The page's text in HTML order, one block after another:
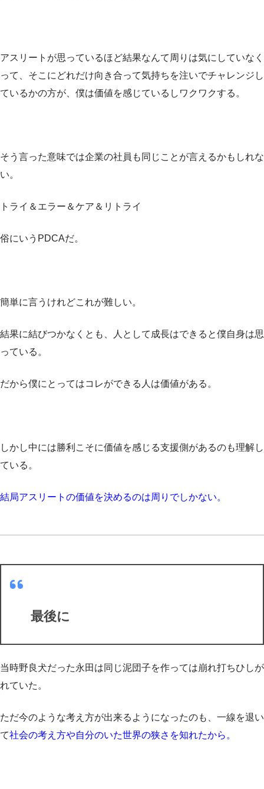
アスリートが思っているほど結果なんて周りは気にしていなく
って、そこにどれだけ向き合って気持ちを注いでチャレンジし
ているかの方が、僕は価値を感じているしワクワクする。
そう言った意味では企業の社員も同じことが言えるかもしれな
い。
トライ＆エラー＆ケア＆リトライ
俗にいうPDCAだ。
簡単に言うけれどこれが難しい。
結果に結びつかなくとも、人として成長はできると僕自身は思
っている。
だから僕にとってはコレができる人は価値がある。
しかし中には勝利こそに価値を感じる支援側があるのも理解し
ている。
結局アスリートの価値を決めるのは周りでしかない。
最後に
当時野良犬だった永田は同じ泥団子を作っては崩れ打ちひしが
れていた。
ただ今のような考え方が出来るようになったのも、一線を退い
て社会の考え方や自分のいた世界の狭さを知れたから。